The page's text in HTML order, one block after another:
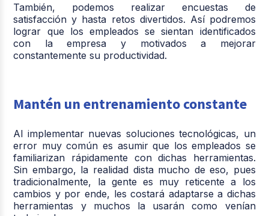
También, podemos realizar encuestas de
satisfacción y hasta retos divertidos. Así podremos
lograr que los empleados se sientan identificados
con la empresa y motivados a mejorar
constantemente su productividad.
Mantén un entrenamiento constante
Al implementar nuevas soluciones tecnológicas, un
error muy común es asumir que los empleados se
familiarizan rápidamente con dichas herramientas.
Sin embargo, la realidad dista mucho de eso, pues
tradicionalmente, la gente es muy reticente a los
cambios y por ende, les costará adaptarse a dichas
herramientas y muchos la usarán como venían